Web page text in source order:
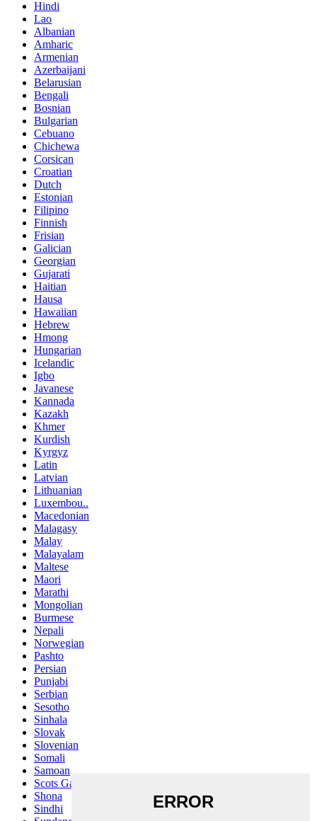
Hindi
Lao
Albanian
Amharic
Armenian
Azerbaijani
Belarusian
Bengali
Bosnian
Bulgarian
Cebuano
Chichewa
Corsican
Croatian
Dutch
Estonian
Filipino
Finnish
Frisian
Galician
Georgian
Gujarati
Haitian
Hausa
Hawaiian
Hebrew
Hmong
Hungarian
Icelandic
Igbo
Javanese
Kannada
Kazakh
Khmer
Kurdish
Kyrgyz
Latin
Latvian
Lithuanian
Luxembou..
Macedonian
Malagasy
Malay
Malayalam
Maltese
Maori
Marathi
Mongolian
Burmese
Nepali
Norwegian
Pashto
Persian
Punjabi
Serbian
Sesotho
Sinhala
Slovak
Slovenian
Somali
Samoan
Scots Gaelic
Shona
Sindhi